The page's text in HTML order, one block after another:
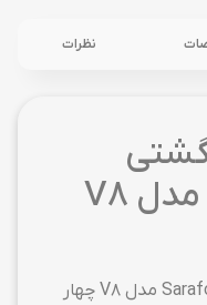
نظرات
گیمینگ Sarafox مدل V8
کاور و عرق گیر انگشتی گیمینگ Sarafox مدل V8 چهار